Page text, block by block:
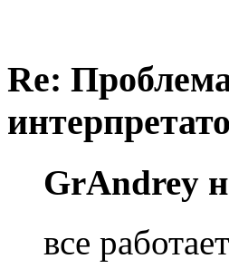
Re:
GrAndrey
все